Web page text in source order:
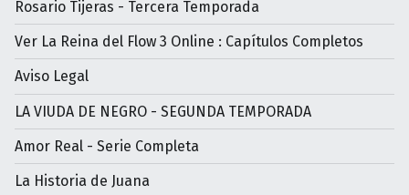
Rosario Tijeras - Tercera Temporada
Ver La Reina del Flow 3 Online : Capítulos Completos
Aviso Legal
LA VIUDA DE NEGRO - SEGUNDA TEMPORADA
Amor Real - Serie Completa
La Historia de Juana